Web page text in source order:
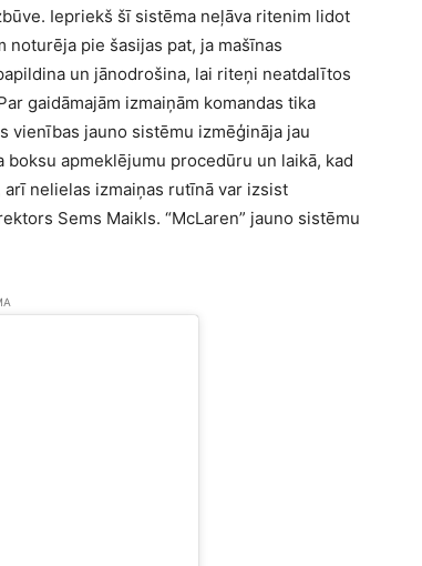
Iepriekš šī sistēma neļāva ritenim lidot
noturēja pie šasijas pat, ja mašīnas
un jānodrošina, lai riteņi neatdalītos
gaidāmajām izmaiņām komandas tika
vienības jauno sistēmu izmēģināja jau
boksu apmeklējumu procedūru un laikā, kad
nelielas izmaiņas rutīnā var izsist
Sems Maikls. “McLaren” jauno sistēmu